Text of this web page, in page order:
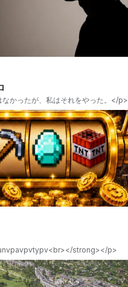
かったが、私はそれをやった。</p>
strong></p>